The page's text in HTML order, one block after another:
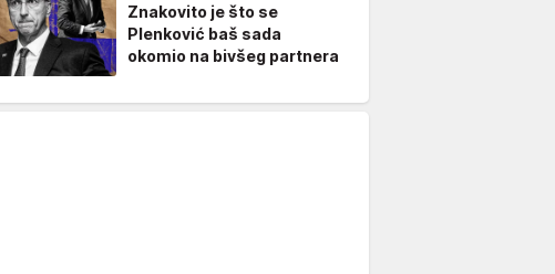
Znakovito je što se
Plenković baš sada
okomio na bivšeg partnera